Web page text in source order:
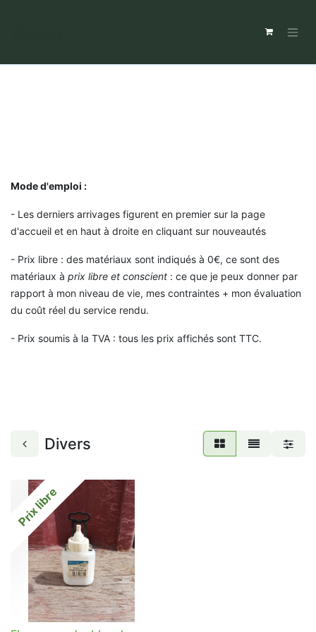
Mode d'emploi :
- Les derniers arrivages figurent en premier sur la page
d'accueil et en haut à droite en cliquant sur nouveautés
- Prix libre : des matériaux sont indiqués à 0€, ce sont des
matériaux à prix libre et conscient : ce que je peux donner par
rapport à mon niveau de vie, mes contraintes + mon évaluation
du coût réel du service rendu.
- Prix soumis à la TVA : tous les prix affichés sont TTC.
Divers
Prix libre